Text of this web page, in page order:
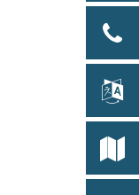
Bleeck
19